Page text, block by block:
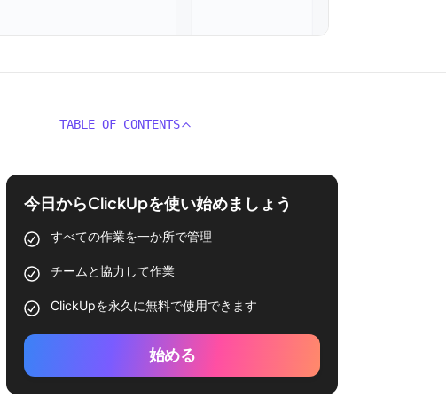
TABLE OF CONTENTS
今日からClickUpを使い始めましょう
すべての作業を一か所で管理
チームと協力して作業
ClickUpを永久に無料で使用できます
始める